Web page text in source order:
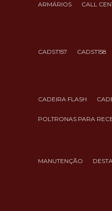
ARMÁRIOS CALL
CADST157 CADST158
CADEIRA FLASH
POLTRONAS PARA
MANUTENÇÃO